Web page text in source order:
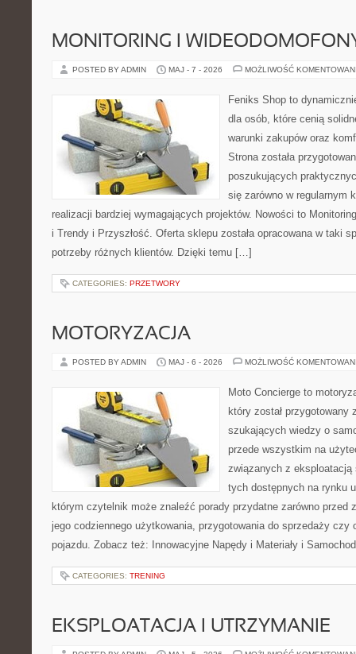
MONITORING I
POSTED BY ADMIN MAJ - 7 - 2026 MOŻLIWOŚĆ
Feniks Shop to
dla osób, które cenią
warunki zakupów oraz
Strona została
poszukujących
się zarówno w regularnym
realizacji bardziej wymagających projektów. Nowości to
i Trendy i Przyszłość. Oferta sklepu została opracowana w taki
potrzeby różnych klientów. Dzięki temu […]
CATEGORIES: PRZETWORY
MOTORYZACJA
POSTED BY ADMIN MAJ - 6 - 2026 MOŻLIWOŚĆ
Moto Concierge to
który został przygotowany
szukających wiedzy o
przede wszystkim na
związanych z eksploatacją
tych dostępnych na rynku
którym czytelnik może znaleźć porady przydatne zarówno przed
jego codziennego użytkowania, przygotowania do sprzedaży czy
pojazdu. Zobacz też: Innowacyjne Napędy i Materiały i
CATEGORIES: TRENING
EKSPLOATACJA I UTRZYMANIE